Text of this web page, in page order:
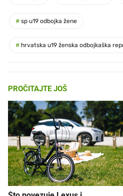
# sp u19 odbojka žene
# hrvatska u19 ženska odbojkaška
PROČITAJTE JOŠ